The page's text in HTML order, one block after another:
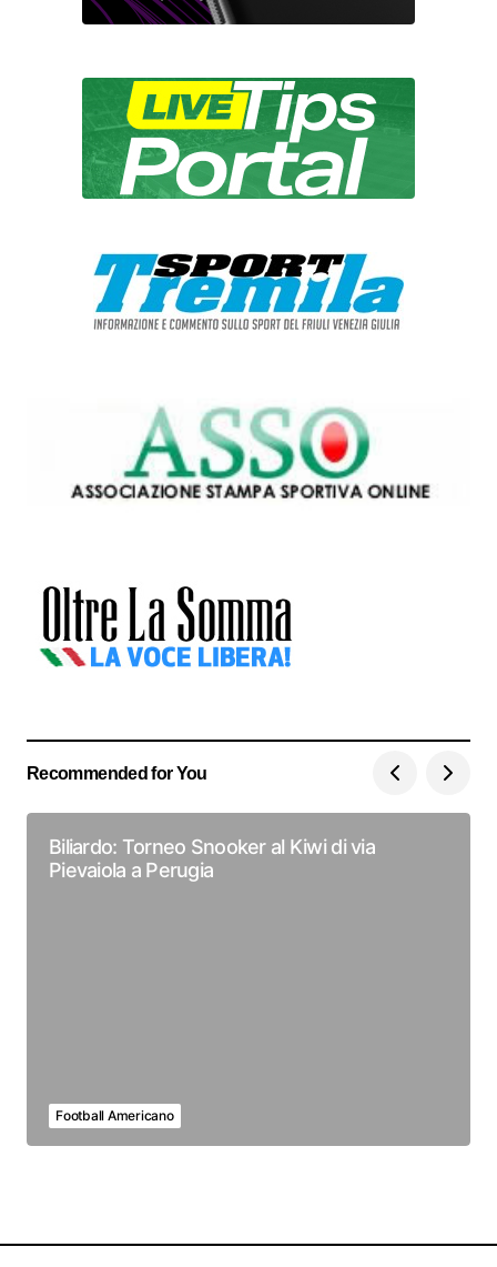
Recommended for You
Biliardo: Torneo Snooker al Kiwi di via
Pievaiola a Perugia
Football Americano